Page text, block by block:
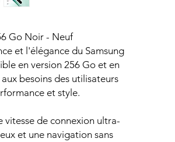
Go Noir - Neuf
et l'élégance du Samsung
en version 256 Go et en
besoins des utilisateurs
et style.
vitesse de connexion ultra-
et une navigation sans